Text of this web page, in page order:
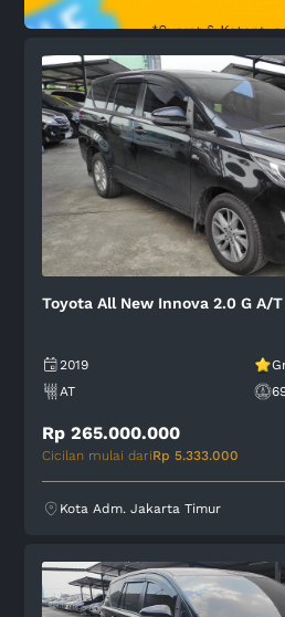
Toyota All New Innova 2.0 G A/T
2019
AT
Rp 265.000.000
Cicilan mulai dariRp 5.333.000
Kota Adm. Jakarta Timur